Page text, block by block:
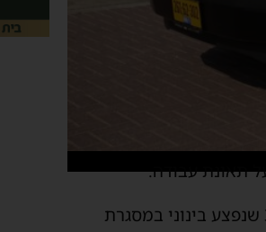
תאונת עבודה.
החובשים העניקו סיוע רפואי ראשוני ופינו לבית החולים אסותא בעיר את הפועל כבן 34 שנפצע בינוני במסגרת